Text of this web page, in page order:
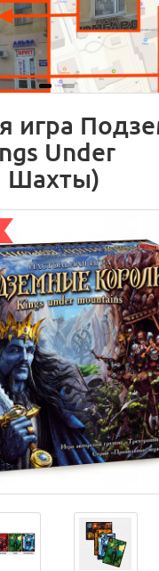
игра
Under
Шахты)